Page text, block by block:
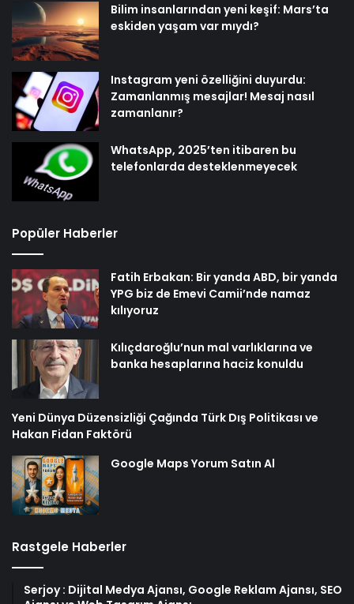
Bilim insanlarından yeni keşif: Mars’ta
eskiden yaşam var mıydı?
Instagram yeni özelliğini duyurdu:
Zamanlanmış mesajlar! Mesaj nasıl
zamanlanır?
WhatsApp, 2025’ten itibaren bu
telefonlarda desteklenmeyecek
Popüler Haberler
Fatih Erbakan: Bir yanda ABD, bir yanda
YPG biz de Emevi Camii’nde namaz
kılıyoruz
Kılıçdaroğlu’nun mal varlıklarına ve
banka hesaplarına haciz konuldu
Yeni Dünya Düzensizliği Çağında Türk Dış Politikası ve
Hakan Fidan Faktörü
Google Maps Yorum Satın Al
Rastgele Haberler
Serjoy : Dijital Medya Ajansı, Google Reklam Ajansı, SEO